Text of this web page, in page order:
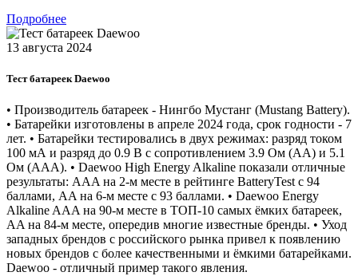
Подробнее
13 августа 2024
Тест батареек Daewoo
• Производитель батареек - Нингбо Мустанг (Mustang Battery).
• Батарейки изготовлены в апреле 2024 года, срок годности - 7
лет. • Батарейки тестировались в двух режимах: разряд током
100 мА и разряд до 0.9 В с сопротивлением 3.9 Ом (АА) и 5.1
Ом (ААА). • Daewoo High Energy Alkaline показали отличные
результаты: AAA на 2-м месте в рейтинге BatteryTest с 94
баллами, AA на 6-м месте с 93 баллами. • Daewoo Energy
Alkaline AAA на 90-м месте в ТОП-10 самых ёмких батареек,
AA на 84-м месте, опередив многие известные бренды. • Уход
западных брендов с российского рынка привел к появлению
новых брендов с более качественными и ёмкими батарейками.
Daewoo - отличный пример такого явления.